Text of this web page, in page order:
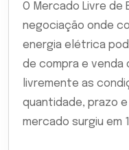
O Mercado Livre de
negociação onde
energia elétrica
de compra e venda
livremente as
quantidade, prazo
mercado surgiu em